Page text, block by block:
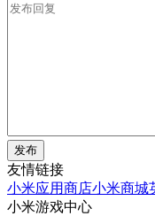
发布
友情链接
小米应用商店小米商城
小米游戏中心